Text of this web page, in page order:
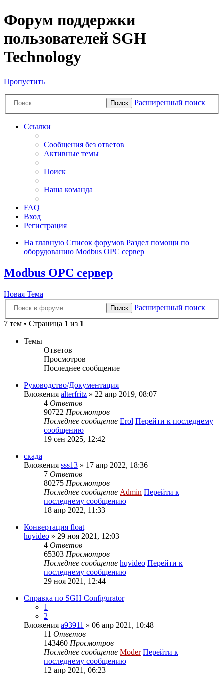
Форум поддержки
пользователей SGH
Technology
Пропустить
Поиск Расширенный поиск
Ссылки
Сообщения без ответов
Активные темы
Поиск
Наша команда
FAQ
Вход
Регистрация
На главную Список форумов Раздел помощи по
оборудованию Modbus OPC сервер
Modbus OPC сервер
Новая Тема
Поиск
Расширенный поиск
7 тем • Страница 1 из 1
Темы
Ответов
Просмотров
Последнее сообщение
Руководство/Документация
Вложения alterfritz » 22 апр 2019, 08:07
4 Ответов
90722 Просмотров
Последнее сообщение Erol Перейти к последнему
сообщению
19 сен 2025, 12:42
скада
Вложения sss13 » 17 апр 2022, 18:36
7 Ответов
80275 Просмотров
Последнее сообщение Admin Перейти к
последнему сообщению
18 апр 2022, 11:33
Конвертация float
hqvideo » 29 ноя 2021, 12:03
4 Ответов
65303 Просмотров
Последнее сообщение hqvideo Перейти к
последнему сообщению
29 ноя 2021, 12:44
Справка по SGH Configurator
1
2
Вложения a93911 » 06 апр 2021, 10:48
11 Ответов
143460 Просмотров
Последнее сообщение Moder Перейти к
последнему сообщению
12 апр 2021, 06:23